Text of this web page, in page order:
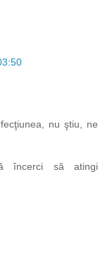
nu ştiu, ne
încerci să atingi